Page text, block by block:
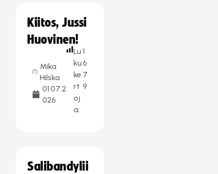
Kiitos, Jussi
Huovinen!
Mika
Hilska
01.07.2
026
Lu
ku
ke
rt
oj
a:
1
6
7
9
Salibandylii